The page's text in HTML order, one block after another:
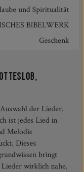
und Spiritualität
BIBELWERK
Geschenk